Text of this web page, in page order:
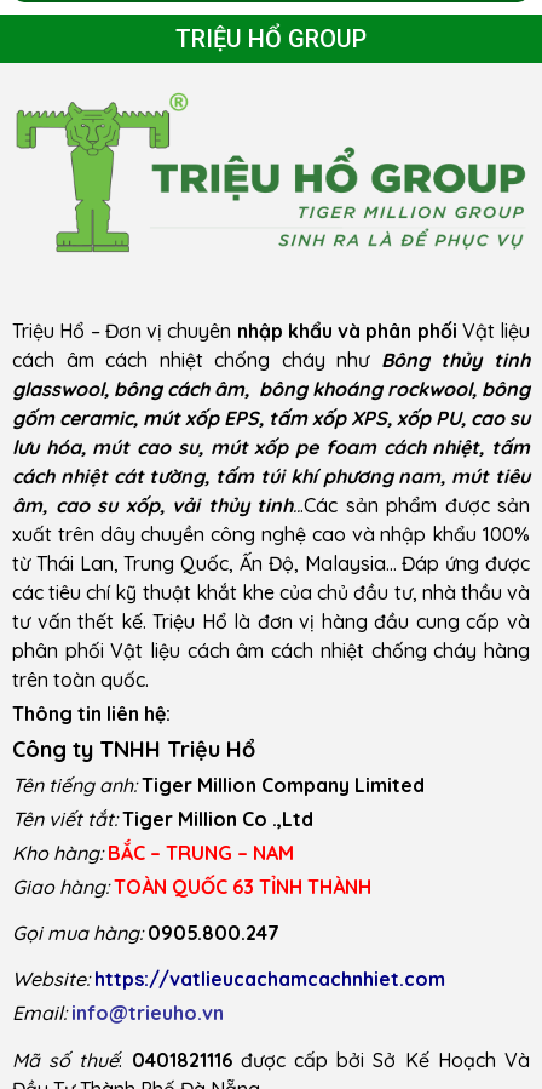
TRIỆU HỔ GROUP
Triệu Hổ – Đơn vị chuyên nhập khẩu và phân phối Vật liệu
cách âm cách nhiệt chống cháy như Bông thủy tinh
glasswool, bông cách âm, bông khoáng rockwool, bông
gốm ceramic, mút xốp EPS, tấm xốp XPS, xốp PU, cao su
lưu hóa, mút cao su, mút xốp pe foam cách nhiệt, tấm
cách nhiệt cát tường, tấm túi khí phương nam, mút tiêu
âm, cao su xốp, vải thủy tinh...Các sản phẩm được sản
xuất trên dây chuyền công nghệ cao và nhập khẩu 100%
từ Thái Lan, Trung Quốc, Ấn Độ, Malaysia… Đáp ứng được
các tiêu chí kỹ thuật khắt khe của chủ đầu tư, nhà thầu và
tư vấn thết kế. Triệu Hổ là đơn vị hàng đầu cung cấp và
phân phối Vật liệu cách âm cách nhiệt chống cháy hàng
trên toàn quốc.
Thông tin liên hệ:
Công ty TNHH Triệu Hổ
Tên tiếng anh: Tiger Million Company Limited
Tên viết tắt: Tiger Million Co .,Ltd
Kho hàng: BẮC – TRUNG – NAM
Giao hàng: TOÀN QUỐC 63 TỈNH THÀNH
Gọi mua hàng: 0905.800.247
Website: https://vatlieucachamcachnhiet.com
Email: info@trieuho.vn
Mã số thuế: 0401821116được cấp bởi Sở Kế Hoạch Và